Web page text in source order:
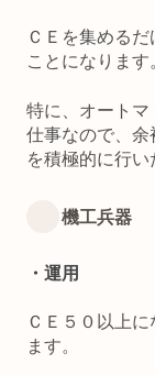
ＣＥを集める
ことになります
特に、オートマ
仕事なので、
を積極的に行い
機工兵器
・運用
ＣＥ５０以上
ます。